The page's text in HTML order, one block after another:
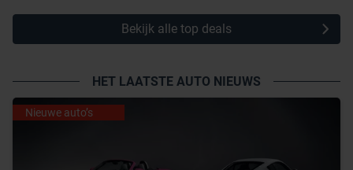
Bekijk alle top deals
HET LAATSTE AUTO NIEUWS
Nieuwe auto’s